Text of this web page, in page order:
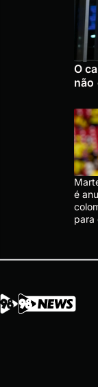
O
não
é
para